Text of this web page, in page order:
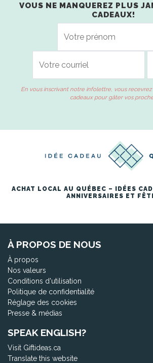
VOUS NE MANQUEREZ PLUS
CADEAUX!
En vous inscrivant notre infolettre, vous
cadeaux pour gâter vos
ACHAT LOCAL AU QUÉBEC – IDÉES
ANNIVERSAIRES ET
À PROPOS DE NOUS
À propos
Nos valeurs
Conditions d'utilisation
Politique de confidentialité
Réglage des cookies
Presse & médias
SPEAK ENGLISH?
Visit Giftideas.ca
Translate this website